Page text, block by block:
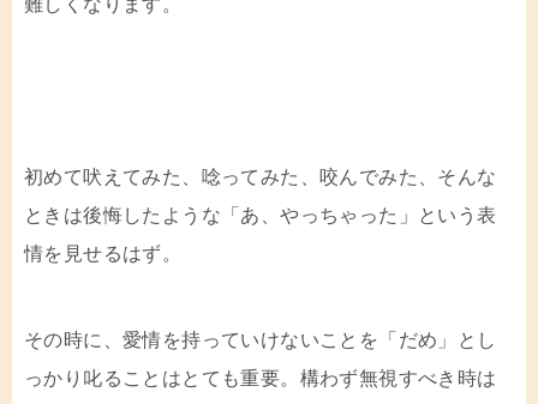
難しくなります。
初めて吠えてみた、唸ってみた、咬んでみた、そんな
ときは後悔したような「あ、やっちゃった」という表
情を見せるはず。
その時に、愛情を持っていけないことを「だめ」とし
っかり叱ることはとても重要。構わず無視すべき時は